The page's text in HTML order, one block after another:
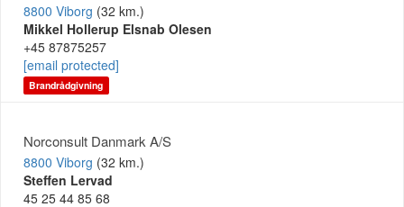
8800 Viborg (32 km.)
Mikkel Hollerup Elsnab Olesen
+45 87875257
[email protected]
Brandrådgivning
Norconsult Danmark A/S
8800 Viborg (32 km.)
Steffen Lervad
45 25 44 85 68